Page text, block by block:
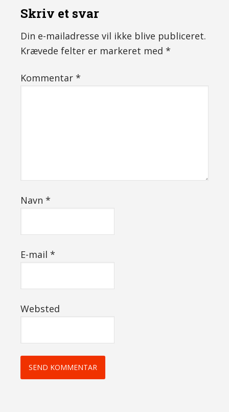
Skriv et svar
Din e-mailadresse vil ikke blive publiceret.
Krævede felter er markeret med *
Kommentar *
Navn *
E-mail *
Websted